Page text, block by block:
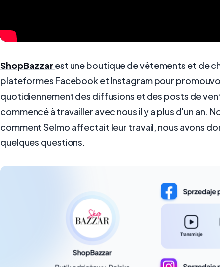
ShopBazzarest une boutique de vêtements et de
plateformes Facebook et Instagram pour
quotidiennement des diffusions et des posts de
commencé à travailler avec nous il y a plus d'un an.
comment Selmo affectait leur travail, nous avons
quelques questions.